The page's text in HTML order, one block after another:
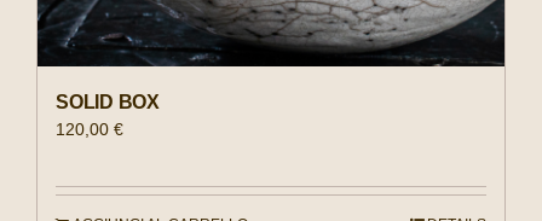
SOLID BOX
120,00 €